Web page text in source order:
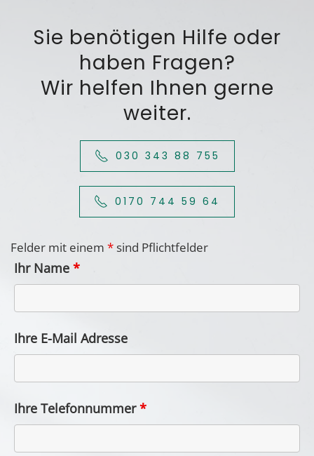
Sie benötigen Hilfe oder
haben Fragen?
Wir helfen Ihnen gerne
weiter.
030 343 88 755
0170 744 59 64
Felder mit einem * sind Pflichtfelder
Ihr Name *
Ihre E-Mail Adresse
Ihre Telefonnummer*